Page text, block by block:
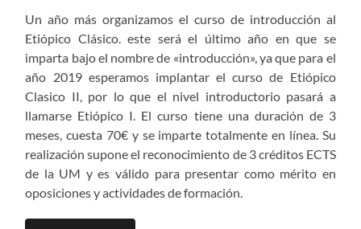
Un año más organizamos el curso de introducción al
Etiópico Clásico. este será el último año en que se
imparta bajo el nombre de «introducción», ya que para el
año 2019 esperamos implantar el curso de Etiópico
Clasico II, por lo que el nivel introductorio pasará a
llamarse Etiópico I. El curso tiene una duración de 3
meses, cuesta 70€ y se imparte totalmente en línea. Su
realización supone el reconocimiento de 3 créditos ECTS
de la UM y es válido para presentar como mérito en
oposiciones y actividades de formación.